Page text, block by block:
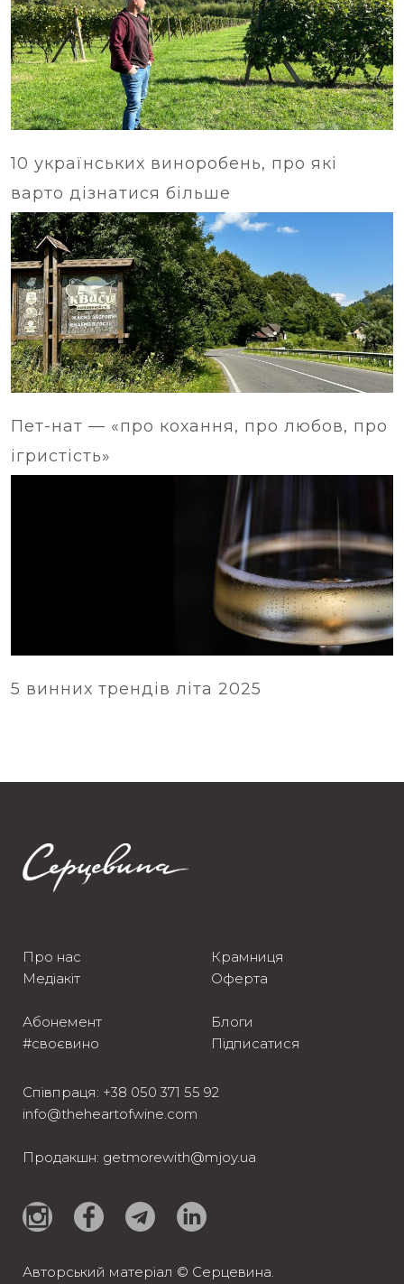
10 українських виноробень, про які
варто дізнатися більше
Пет-нат — «про кохання, про любов, про
ігристість»
5 винних трендів літа 2025
Про нас
Медіакіт
Абонемент
#своєвино
Крамниця
Оферта
Блоги
Підписатися
Співпраця: +38 050 371 55 92
info@theheartofwine.com
Продакшн: getmorewith@mjoy.ua
Авторський матеріал © Серцевина.